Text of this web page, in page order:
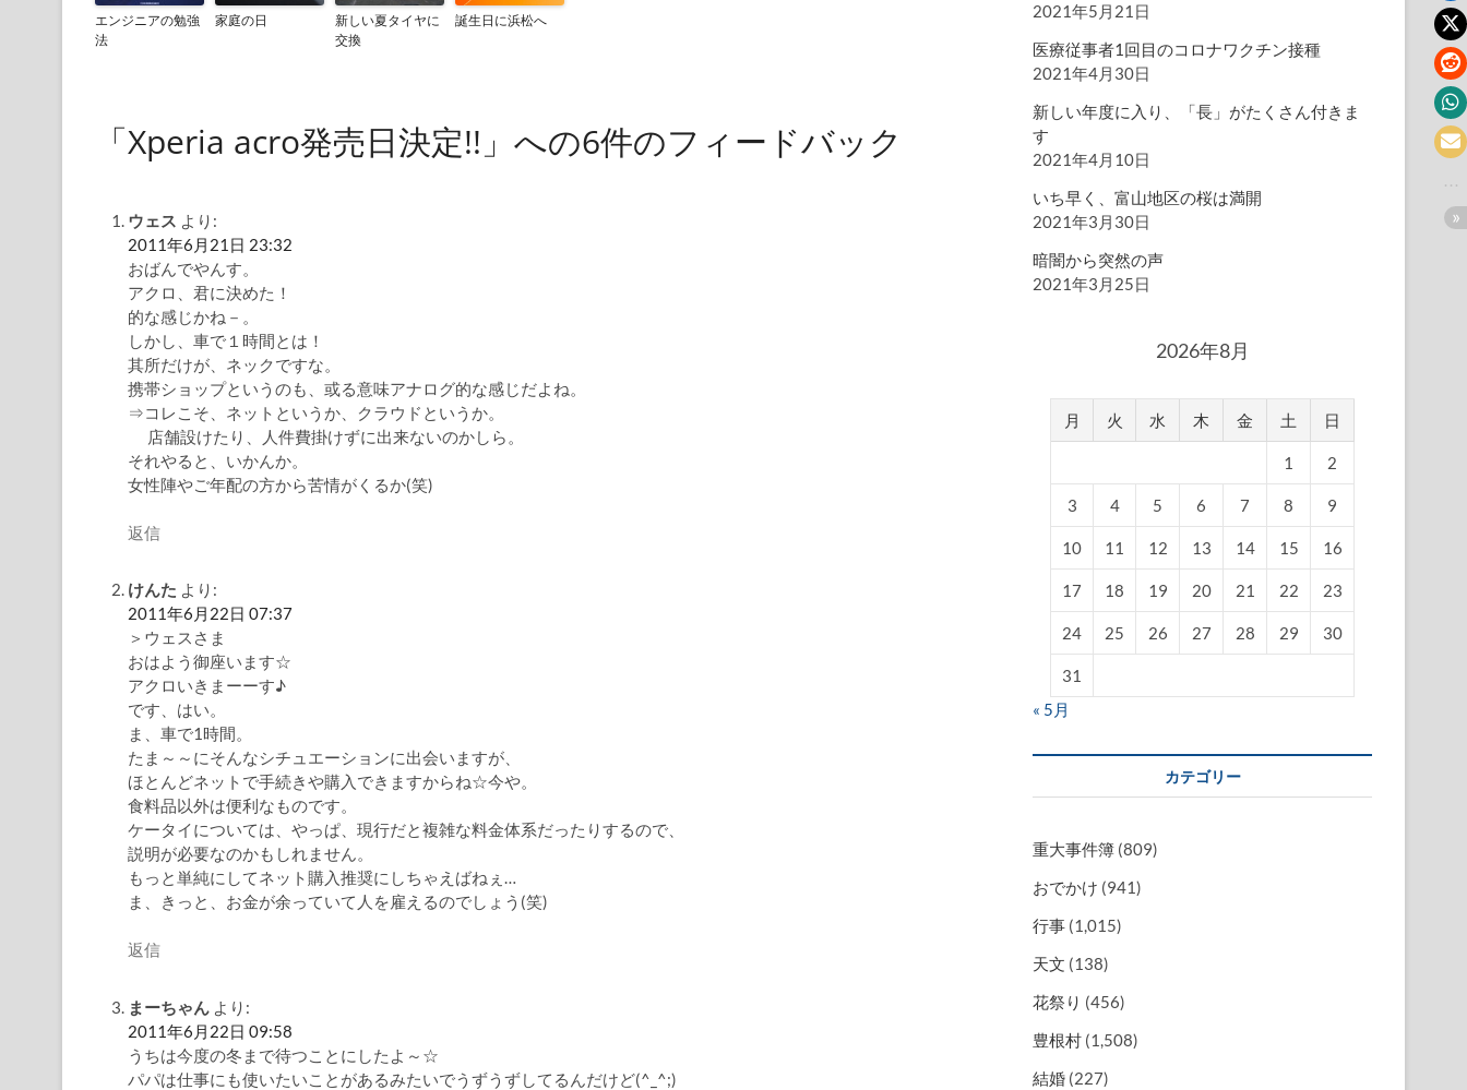
エンジニアの勉強
法
家庭の日
新しい夏タイヤに
交換
誕生日に浜松へ
「Xperia acro発売日決定!!」への6件のフィードバック
ウェス より:
2011年6月21日 23:32
おばんでやんす。
アクロ、君に決めた！
的な感じかね－。
しかし、車で１時間とは！
其所だけが、ネックですな。
携帯ショップというのも、或る意味アナログ的な感じだよね。
⇒コレこそ、ネットというか、クラウドというか。
店舗設けたり、人件費掛けずに出来ないのかしら。
それやると、いかんか。
女性陣やご年配の方から苦情がくるか(笑)
返信
けんた より:
2011年6月22日 07:37
＞ウェスさま
おはよう御座います☆
アクロいきまーーす♪
です、はい。
ま、車で1時間。
たま～～にそんなシチュエーションに出会いますが、
ほとんどネットで手続きや購入できますからね☆今や。
食料品以外は便利なものです。
ケータイについては、やっぱ、現行だと複雑な料金体系だったりするので、
説明が必要なのかもしれません。
もっと単純にしてネット購入推奨にしちゃえばねぇ…
ま、きっと、お金が余っていて人を雇えるのでしょう(笑)
返信
まーちゃん より:
2011年6月22日 09:58
うちは今度の冬まで待つことにしたよ～☆
パパは仕事にも使いたいことがあるみたいでうずうずしてるんだけど(^_^;)
2021年5月21日
医療従事者1回目のコロナワクチン接種
2021年4月30日
新しい年度に入り、「長」がたくさん付きま
す
2021年4月10日
いち早く、富山地区の桜は満開
2021年3月30日
暗闇から突然の声
2021年3月25日
2026年8月
月 火 水 木 金 土 日
1 2
3 4 5 6 7 8 9
10 11 12 13 14 15 16
17 18 19 20 21 22 23
24 25 26 27 28 29 30
31
« 5月
カテゴリー
重大事件簿 (809)
おでかけ (941)
行事 (1,015)
天文 (138)
花祭り (456)
豊根村 (1,508)
結婚 (227)